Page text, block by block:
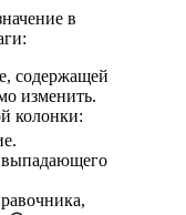
в
содержащей
изменить.
колонки:
выпадающего